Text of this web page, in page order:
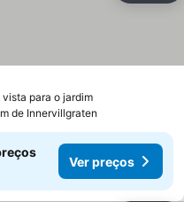
para o jardim
de Innervillgraten
Ver preços